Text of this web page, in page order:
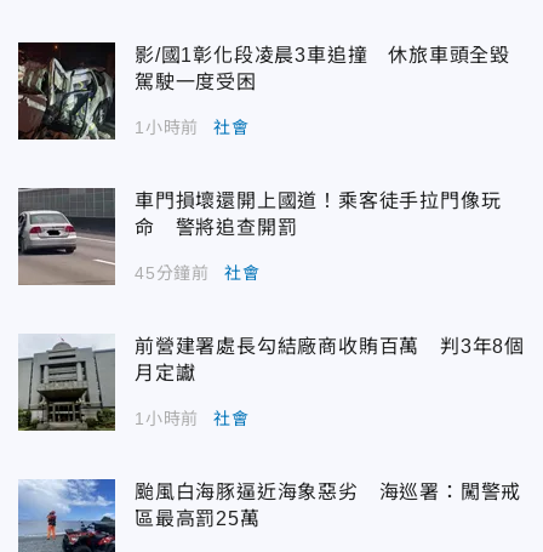
影/國1彰化段凌晨3車追撞 休旅車頭全毀
駕駛一度受困
1小時前 社會
車門損壞還開上國道！乘客徒手拉門像玩
命 警將追查開罰
45分鐘前 社會
前營建署處長勾結廠商收賄百萬 判3年8個
月定讞
1小時前 社會
颱風白海豚逼近海象惡劣 海巡署：闖警戒
區最高罰25萬